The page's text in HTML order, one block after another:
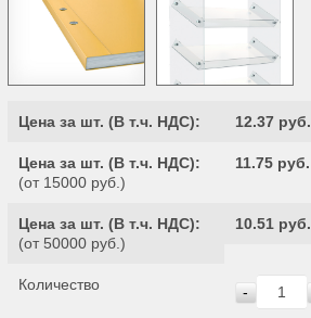
Цена за шт. (В т.ч. НДС): 12.37 руб.
Цена за шт. (В т.ч. НДС):
(от 15000 руб.)
11.75 руб.
Цена за шт. (В т.ч. НДС):
(от 50000 руб.)
10.51 руб.
Количество -